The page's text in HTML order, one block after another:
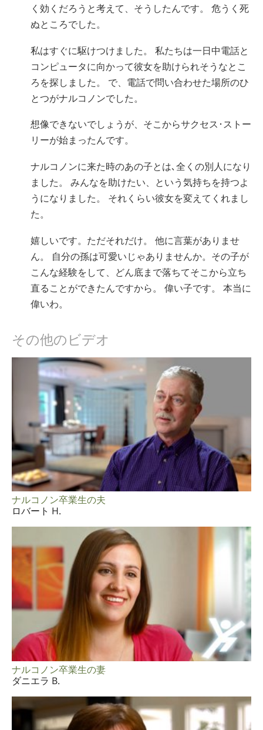
く効くだろうと考えて、そうしたんです。 危うく死
ぬところでした。
私はすぐに駆けつけました。 私たちは一日中電話と
コンピュータに向かって彼女を助けられそうなとこ
ろを探しました。 で、電話で問い合わせた場所のひ
とつがナルコノンでした。
想像できないでしょうが、そこからサクセス･ストー
リーが始まったんです。
ナルコノンに来た時のあの子とは､全くの別人になり
ました。 みんなを助けたい、という気持ちを持つよ
うになりました。 それくらい彼女を変えてくれまし
た。
嬉しいです。ただそれだけ。 他に言葉がありませ
ん。 自分の孫は可愛いじゃありませんか。その子が
こんな経験をして、どん底まで落ちてそこから立ち
直ることができたんですから。 偉い子です。 本当に
偉いわ。
その他のビデオ
ナルコノン卒業生の夫
ロバート H.
ナルコノン卒業生の妻
ダニエラ B.